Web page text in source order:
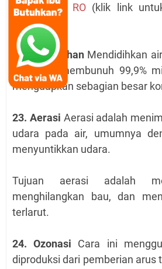
-Membran RO (klik link
lanjut)
22. PendidihanMendidihkan
20 menit membunuh 99,9%
menguapkan sebagian besar
23. Aerasi Aerasi adalah
udara pada air, umumnya
menyuntikkan udara.
Tujuan aerasi adalah
menghilangkan bau, dan
terlarut.
24. Ozonasi Cara ini
diproduksi dari pemberian arus